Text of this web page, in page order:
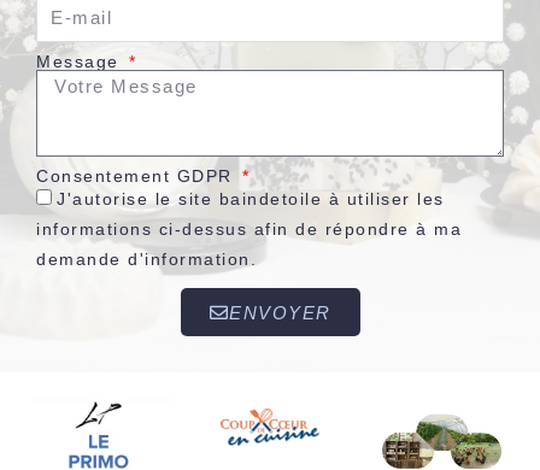
Message
Consentement GDPR
J'autorise le site baindetoile à utiliser les
informations ci-dessus afin de répondre à ma
demande d'information.
ENVOYER